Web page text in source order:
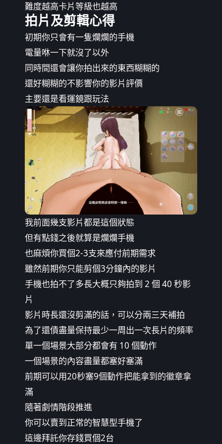
難度越高卡片等級也越高
拍片及剪輯心得
初期你只會有一隻爛爛的手機
電量咻一下就沒了以外
同時間還會讓你拍出來的東西糊糊的
還好糊糊的不影響你的影片評價
主要還是看運鏡跟玩法
我前面幾支影片都是這個狀態
但有點錢之後就算是爛爛手機
也麻煩你買個2-3支來應付前期需求
雖然前期你只能剪個3分鐘內的影片
手機也拍不了多長大概只夠拍到 2 個 40 秒影
片
影片時長還沒剪滿的話，可以分兩三天補拍
為了還債盡量保持最少一周出一次長片的頻率
單一個場景大部分都會有 10 個動作
一個場景的內容盡量都塞好塞滿
前期可以用20秒塞9個動作把能拿到的徽章拿
滿
隨著劇情階段推進
你可以賣到正常的智慧型手機了
這邊拜託你存錢買個2台